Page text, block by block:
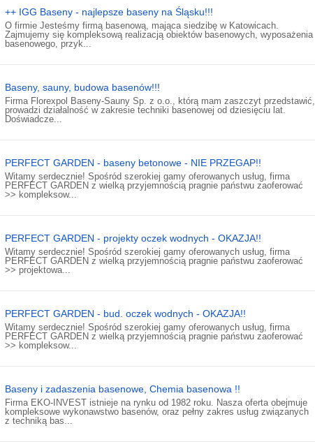
++ IGG Baseny - najlepsze baseny na Śląsku!!!
O firmie Jesteśmy firmą basenową, mająca siedzibę w Katowicach.
Zajmujemy się kompleksową realizacją obiektów basenowych, wyposażenia
basenowego, przyk...
Baseny, sauny, budowa basenów!!!
Firma Florexpol Baseny-Sauny Sp. z o.o., którą mam zaszczyt przedstawić,
prowadzi działalność w zakresie techniki basenowej od dziesięciu lat.
Doświadcze...
PERFECT GARDEN - baseny betonowe - NIE PRZEGAP!!
Witamy serdecznie! Spośród szerokiej gamy oferowanych usług, firma
PERFECT GARDEN z wielką przyjemnością pragnie państwu zaoferować
>> kompleksow...
PERFECT GARDEN - projekty oczek wodnych - OKAZJA!!
Witamy serdecznie! Spośród szerokiej gamy oferowanych usług, firma
PERFECT GARDEN z wielką przyjemnością pragnie państwu zaoferować
>> projektowa...
PERFECT GARDEN - bud. oczek wodnych - OKAZJA!!
Witamy serdecznie! Spośród szerokiej gamy oferowanych usług, firma
PERFECT GARDEN z wielką przyjemnością pragnie państwu zaoferować
>> kompleksow...
Baseny i zadaszenia basenowe, Chemia basenowa !!
Firma EKO-INVEST istnieje na rynku od 1982 roku. Nasza oferta obejmuje
kompleksowe wykonawstwo basenów, oraz pełny zakres usług związanych
z techniką bas...